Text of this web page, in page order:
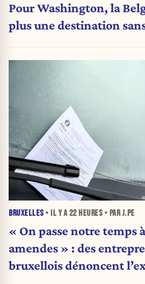
Pour Washington, la
plus une destination
BRUXELLES• IL Y A 22 HEURES• PAR J.PE
« On passe notre temps
amendes » : des
bruxellois dénoncent